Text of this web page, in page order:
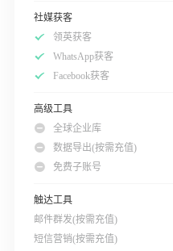
社媒获客
领英获客
WhatsApp获客
Facebook获客
高级工具
全球企业库
数据导出(按需充值)
免费子账号
触达工具
邮件群发(按需充值)
短信营销(按需充值)